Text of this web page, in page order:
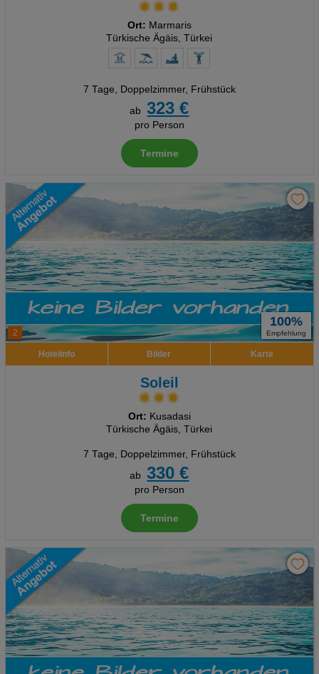
Ort: Marmaris
Türkische Ägäis, Türkei
7 Tage, Doppelzimmer, Frühstück
ab
323 €
pro Person
Termine
2
100%
Empfehlung
Hotelinfo Bilder Karte
Soleil
Ort: Kusadasi
Türkische Ägäis, Türkei
7 Tage, Doppelzimmer, Frühstück
ab
330 €
pro Person
Termine